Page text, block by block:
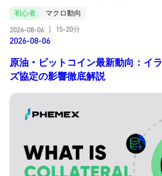
初心者
マクロ動向
2026-08-06
15-20分
2026-08-06
原油・ビットコイン最新動向：イ
ズ協定の影響徹底解説